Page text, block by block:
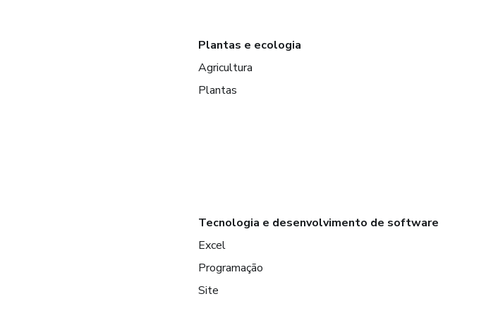
Plantas e ecologia
Agricultura
Plantas
Tecnologia e desenvolvimento de software
Excel
Programação
Site